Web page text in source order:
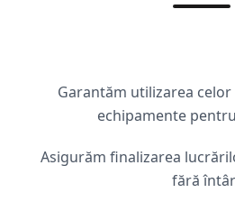
Garantăm utilizarea
echipamente
Asigurăm finalizarea
fără